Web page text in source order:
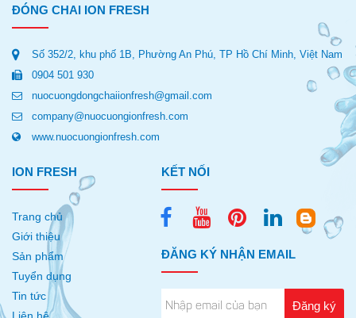
ĐÓNG CHAI ION FRESH
Số 352/2, khu phố 1B, Phường An Phú, TP Hồ Chí Minh, Việt Nam
0904 501 930
nuocuongdongchaiionfresh@gmail.com
company@nuocuongionfresh.com
www.nuocuongionfresh.com
ION FRESH
Trang chủ
Giới thiệu
Sản phẩm
Tuyển dụng
Tin tức
KẾT NỐI
ĐĂNG KÝ NHẬN EMAIL